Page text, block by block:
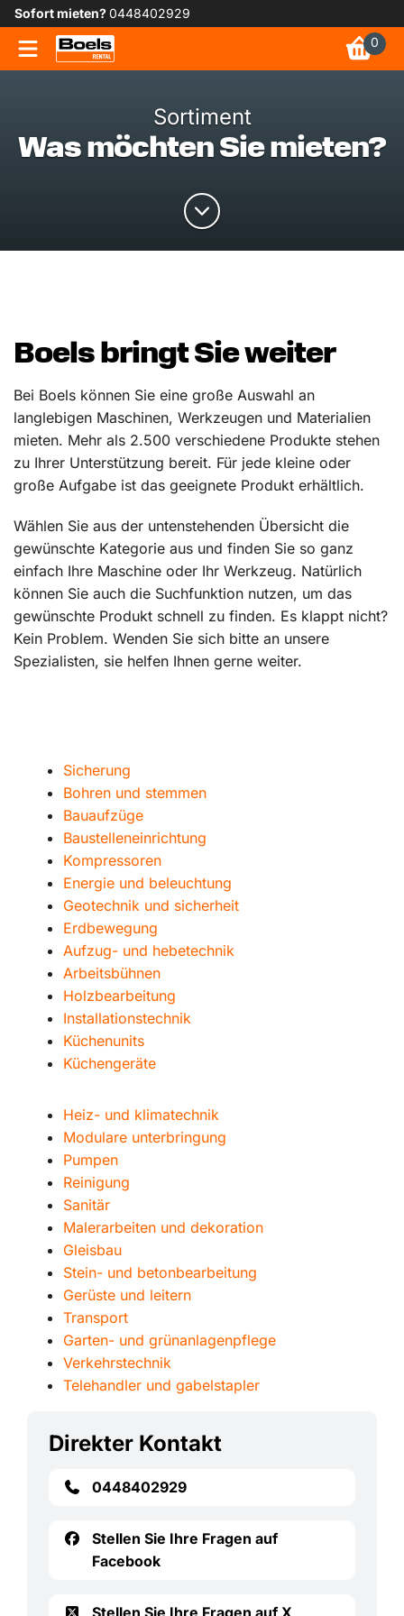
Sofort mieten?0448402929
0
Sortiment
Was möchten Sie mieten?
Boels bringt Sie weiter
Bei Boels können Sie eine große Auswahl an
langlebigen Maschinen, Werkzeugen und Materialien
mieten. Mehr als 2.500 verschiedene Produkte stehen
zu Ihrer Unterstützung bereit. Für jede kleine oder
große Aufgabe ist das geeignete Produkt erhältlich.
Wählen Sie aus der untenstehenden Übersicht die
gewünschte Kategorie aus und finden Sie so ganz
einfach Ihre Maschine oder Ihr Werkzeug. Natürlich
können Sie auch die Suchfunktion nutzen, um das
gewünschte Produkt schnell zu finden. Es klappt nicht?
Kein Problem. Wenden Sie sich bitte an unsere
Spezialisten, sie helfen Ihnen gerne weiter.
Sicherung
Bohren und stemmen
Bauaufzüge
Baustelleneinrichtung
Kompressoren
Energie und beleuchtung
Geotechnik und sicherheit
Erdbewegung
Aufzug- und hebetechnik
Arbeitsbühnen
Holzbearbeitung
Installationstechnik
Küchenunits
Küchengeräte
Heiz- und klimatechnik
Modulare unterbringung
Pumpen
Reinigung
Sanitär
Malerarbeiten und dekoration
Gleisbau
Stein- und betonbearbeitung
Gerüste und leitern
Transport
Garten- und grünanlagenpflege
Verkehrstechnik
Telehandler und gabelstapler
Direkter Kontakt
0448402929
Stellen Sie Ihre Fragen auf
Facebook
Stellen Sie Ihre Fragen auf X